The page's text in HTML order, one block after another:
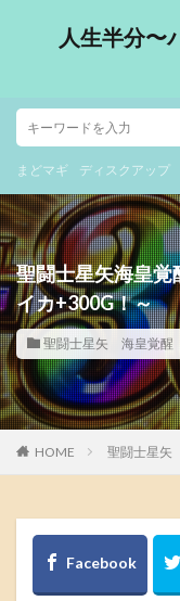
人生半分〜
まどマギ ディスクアップ
聖闘士星矢海皇覚
イカ+300G！～
聖闘士星矢 海皇覚醒
HOME 聖闘士星